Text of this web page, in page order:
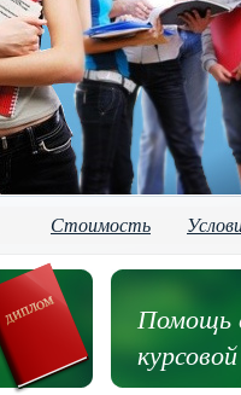
Стоимость
Помощь
курсовой